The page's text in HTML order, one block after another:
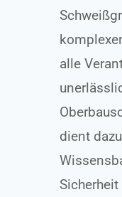
alle
dient